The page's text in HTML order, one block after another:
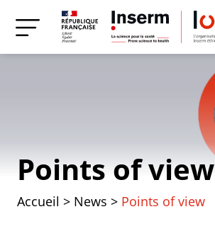
Points of view
Accueil > News > Points of view